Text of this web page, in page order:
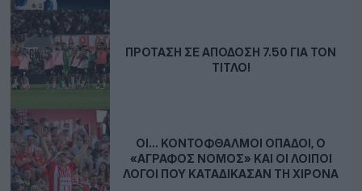
ΠΡΌΤΑΣΗ ΣΕ ΑΠΌΔΟΣΗ 7.50 ΓΙΑ ΤΟΝ
ΤΊΤΛΟ!
ΟΙ… ΚΟΝΤΌΦΘΑΛΜΟΙ ΟΠΑΔΟΊ, Ο
«ΆΓΡΑΦΟΣ ΝΌΜΟΣ» ΚΑΙ ΟΙ ΛΟΙΠΟΊ
ΛΌΓΟΙ ΠΟΥ ΚΑΤΑΔΊΚΑΣΑΝ ΤΗ ΧΙΡΌΝΑ